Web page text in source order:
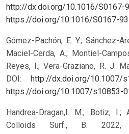
http://dx.doi.org/10.1016/S0167-
https://doi.org/10.1016/S0167-
Gómez-Pachón, E. Y.; Sánchez-
Maciel-Cerda, A.; Montiel-
Reyes, I.; Vera-Graziano, R. J.
DOI:
http://dx.doi.org/10.1007/
https://doi.org/10.1007/s10853-
Handrea-Dragan,I. M.; Botiz, I.;
Colloids Surf., B. 2022,